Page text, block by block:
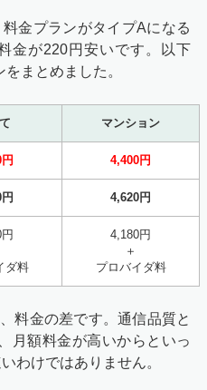
金プランがタイプAになる
金が220円安いです。以下
まとめました。
マンション
4,400円
4,620円
ダ料
4,180円
＋
プロバイダ料
料金の差です。通信品質と
月額料金が高いからといっ
わけではありません。